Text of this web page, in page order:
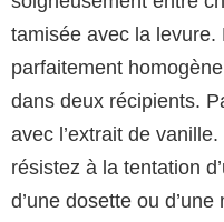
tamisée avec la levure.
parfaitement
dans deux récipients.
avec l’extrait de
résistez à la tentation
d’une dosette ou d’une